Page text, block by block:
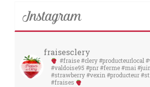
Instagram
fraisesclery
#fraise #clery #producteurlocal
#valdoise95 #pnr #ferme #mai
#strawberry #vexin #producteur
#fraises